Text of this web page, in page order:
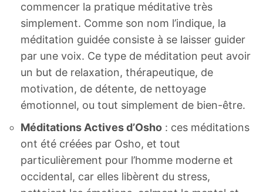
commencer la pratique méditative très
simplement. Comme son nom l’indique, la
méditation guidée consiste à se laisser guider
par une voix. Ce type de méditation peut avoir
un but de relaxation, thérapeutique, de
motivation, de détente, de nettoyage
émotionnel, ou tout simplement de bien-être.
Méditations Actives d’Osho : ces méditations
ont été créées par Osho, et tout
particulièrement pour l’homme moderne et
occidental, car elles libèrent du stress,